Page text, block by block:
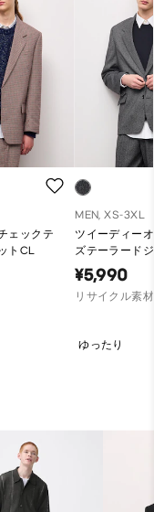
ェックテ
トCL
MEN, XS-3XL
ツイーディー
ズテーラード
¥5,990
リサイクル素材
ゆったり